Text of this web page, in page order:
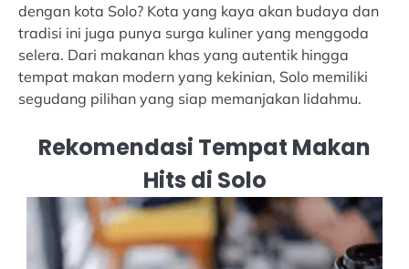
dengan kota Solo? Kota yang kaya akan budaya dan
tradisi ini juga punya surga kuliner yang menggoda
selera. Dari makanan khas yang autentik hingga
tempat makan modern yang kekinian, Solo memiliki
segudang pilihan yang siap memanjakan lidahmu.
Rekomendasi Tempat Makan
Hits di Solo